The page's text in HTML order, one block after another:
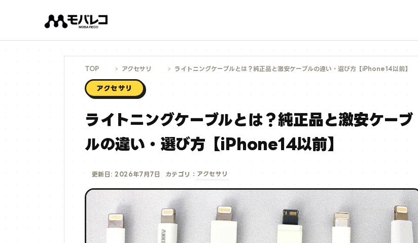
ス
TOP アクセサリ ライトニングケーブルとは？純正品と激安ケーブルの違い・選び方【iPhone14以前】
アクセサリ
ライトニングケーブルとは？純正品と激安ケーブ
ルの違い・選び方【iPhone14以前】
更新日: 2026年7月7日 カテゴリ： アクセサリ